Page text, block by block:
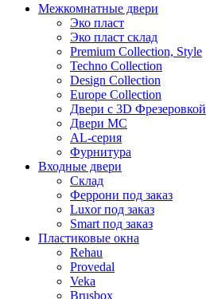
Межкомнатные двери
Эко пласт
Эко пласт склад
Premium Collection, Style
Techno Collection
Design Collection
Europe Collection
Двери с 3D Фрезеровкой
Двери МС
AL-серия
Фурнитура
Входные двери
Склад
Феррони под заказ
Luxor под заказ
Smart под заказ
Пластиковые окна
Rehau
Provedal
Veka
Brusbox